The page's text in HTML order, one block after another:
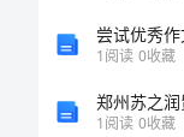
尝试优秀作
1阅读 0收藏
1阅读 0收藏